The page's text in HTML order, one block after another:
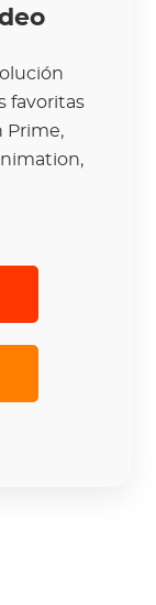
favoritas
Prime,